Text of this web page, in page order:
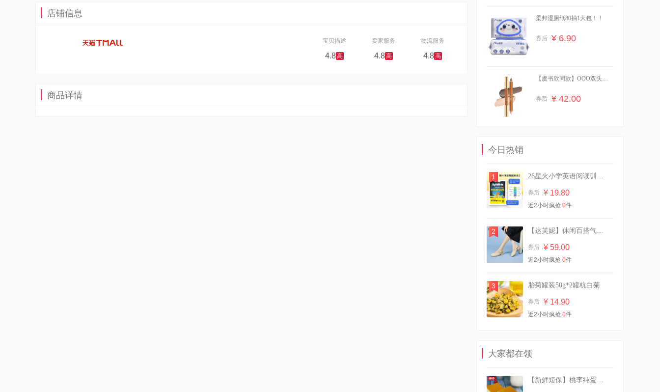
店铺信息
宝贝描述
4.8高
卖家服务
4.8高
物流服务
4.8高
商品详情
柔邦湿厕纸80抽1大包！！
券后 ¥ 6.90
【虞书欣同款】OOO双头修
券后 ¥ 42.00
氛洗衣液
英氏有机核桃油亚麻籽油婴幼
券后
¥ 87.00
乐力小蓝条益生菌大人女性儿
今日热销
1 26星火小学英语阅读训练100篇专项阅读理解
券后 ¥ 19.80
近2小时疯抢 0件
2 【达芙妮】休闲百搭气质凉鞋
券后 ¥ 59.00
近2小时疯抢 0件
3 胎菊罐装50g*2罐杭白菊
券后 ¥ 14.90
近2小时疯抢 0件
大家都在领
【新鲜短保】桃李纯蛋糕720g营养早餐